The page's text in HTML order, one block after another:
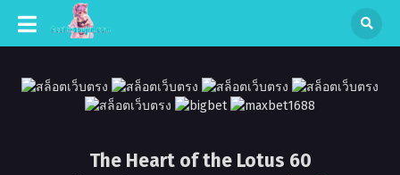
The Heart of the Lotus 60